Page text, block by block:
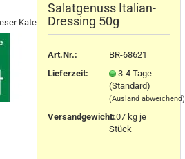
benido kreativ anzeigen
Geschenke
Karten
Utensilos
Kategorie
Salatgenuss Italian-
Dressing 50g
Art.Nr.:
BR-68621
Lieferzeit:
3-4 Tage
(Standard)
(Ausland abweichend)
Versandgewicht:0.07kg je
Stück